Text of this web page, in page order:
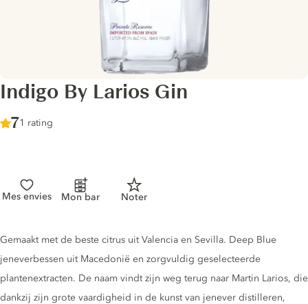
Indigo By Larios Gin
Score :
7/ 10
1 rating
Mes envies Mon bar Noter
Gin description
Gemaakt met de beste citrus uit Valencia en Sevilla. Deep Blue
jeneverbessen uit Macedonië en zorgvuldig geselecteerde
plantenextracten. De naam vindt zijn weg terug naar Martin Larios, die
dankzij zijn grote vaardigheid in de kunst van jenever distilleren,